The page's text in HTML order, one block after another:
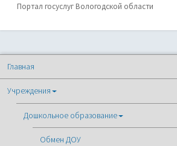
Портал госуслуг Вологодской области
Главная
Учреждения
Дошкольное образование
Обмен ДОУ